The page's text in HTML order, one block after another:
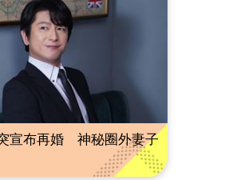
宣布再婚 神秘圈外妻子